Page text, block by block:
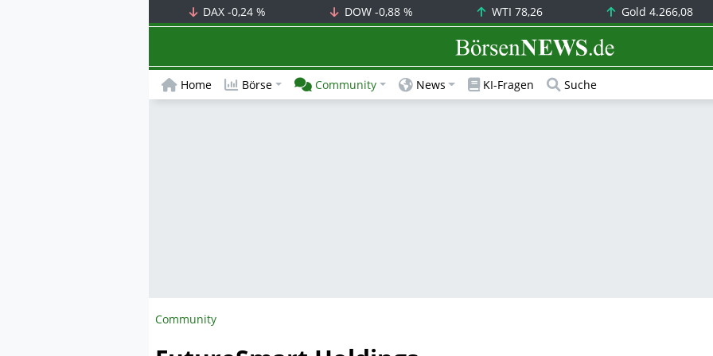
DAX-0,24 % DOW -0,88 % WTI 78,26 Gold 4.266,08
BörsenNEWS.de
Home Börse Community News KI-Fragen Suche
Community